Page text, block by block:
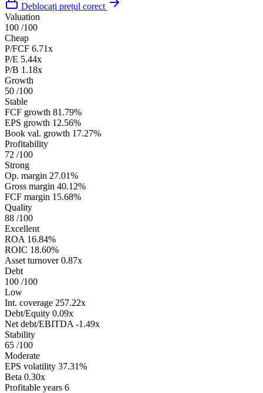
Deblocați prețul corect
Valuation
100 /100
Cheap
P/FCF 6.71x
P/E 5.44x
P/B 1.18x
Growth
50 /100
Stable
FCF growth 81.79%
EPS growth 12.56%
Book val. growth 17.27%
Profitability
72 /100
Strong
Op. margin 27.01%
Gross margin 40.12%
FCF margin 15.68%
Quality
88 /100
Excellent
ROA 16.84%
ROIC 18.60%
Asset turnover 0.87x
Debt
100 /100
Low
Int. coverage 257.22x
Debt/Equity 0.09x
Net debt/EBITDA -1.49x
Stability
65 /100
Moderate
EPS volatility 37.31%
Beta 0.30x
Profitable years 6